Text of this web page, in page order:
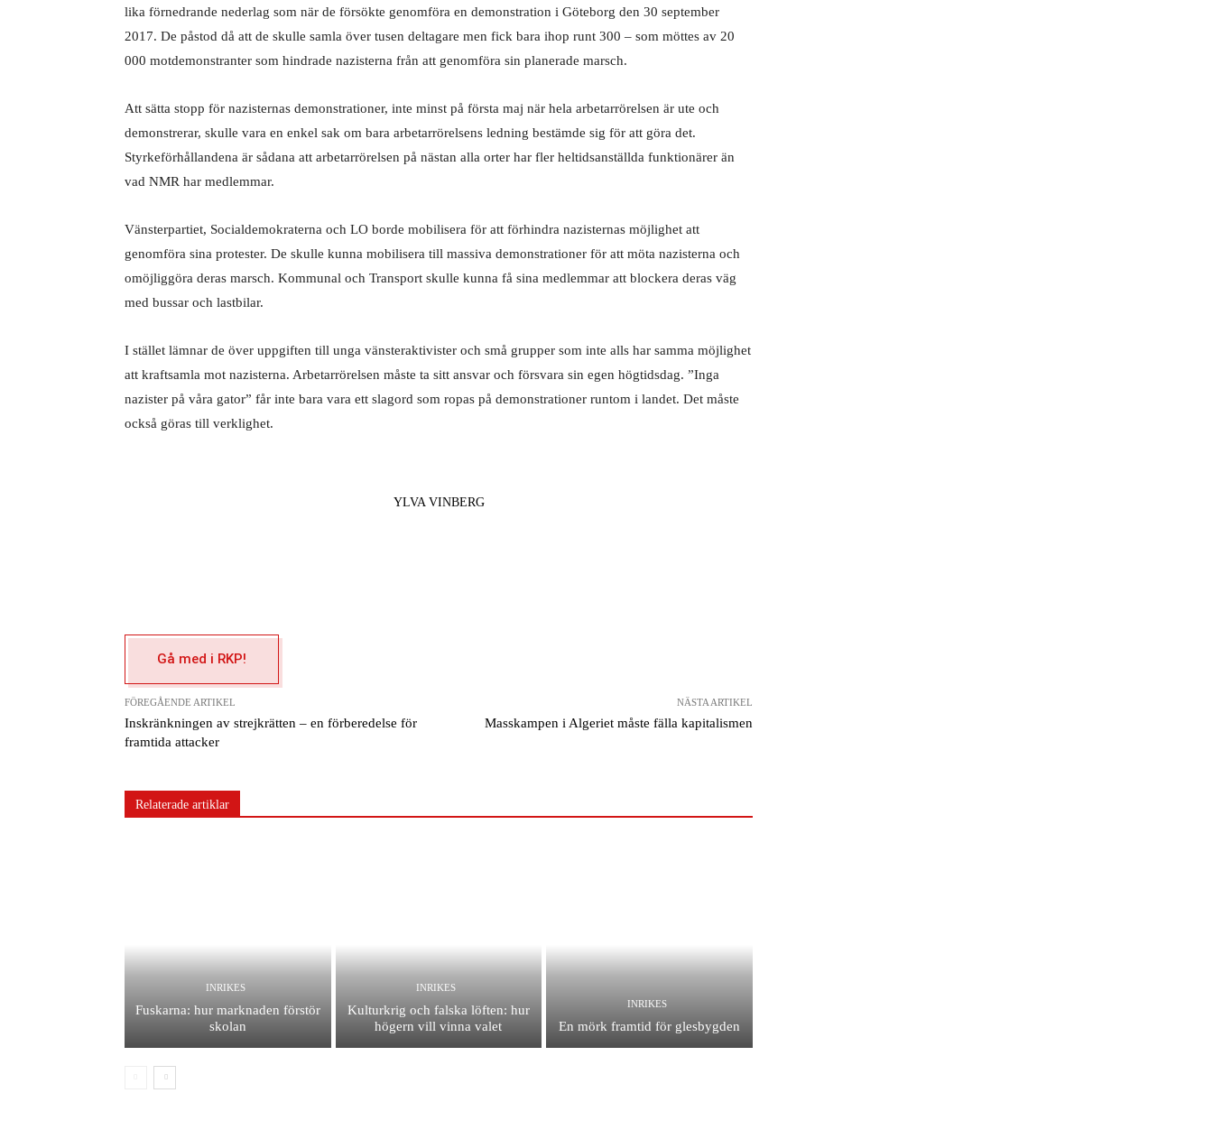
lika förnedrande nederlag som när de försökte genomföra en demonstration i Göteborg den 30 september
2017. De påstod då att de skulle samla över tusen deltagare men fick bara ihop runt 300 – som möttes av 20
000 motdemonstranter som hindrade nazisterna från att genomföra sin planerade marsch.
Att sätta stopp för nazisternas demonstrationer, inte minst på första maj när hela arbetarrörelsen är ute och
demonstrerar, skulle vara en enkel sak om bara arbetarrörelsens ledning bestämde sig för att göra det.
Styrkeförhållandena är sådana att arbetarrörelsen på nästan alla orter har fler heltidsanställda funktionärer än
vad NMR har medlemmar.
Vänsterpartiet, Socialdemokraterna och LO borde mobilisera för att förhindra nazisternas möjlighet att
genomföra sina protester. De skulle kunna mobilisera till massiva demonstrationer för att möta nazisterna och
omöjliggöra deras marsch. Kommunal och Transport skulle kunna få sina medlemmar att blockera deras väg
med bussar och lastbilar.
I stället lämnar de över uppgiften till unga vänsteraktivister och små grupper som inte alls har samma möjlighet
att kraftsamla mot nazisterna. Arbetarrörelsen måste ta sitt ansvar och försvara sin egen högtidsdag. ”Inga
nazister på våra gator” får inte bara vara ett slagord som ropas på demonstrationer runtom i landet. Det måste
också göras till verklighet.
YLVA VINBERG
Gå med i RKP!
FÖREGÅENDE ARTIKEL
Inskränkningen av strejkrätten – en förberedelse för
framtida attacker
NÄSTA ARTIKEL
Masskampen i Algeriet måste fälla kapitalismen
Relaterade artiklar
INRIKES
Fuskarna: hur marknaden förstör
skolan
INRIKES
Kulturkrig och falska löften: hur
högern vill vinna valet
INRIKES
En mörk framtid för glesbygden